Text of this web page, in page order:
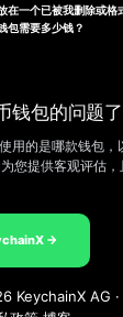
在一个已被我删除或格
包需要多少钱？
钱包的问题
用的是哪款钱包
您提供客观评估
→
KeychainX AG ·